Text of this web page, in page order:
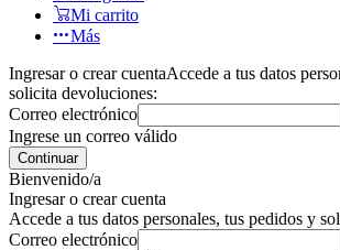
Mi carrito
Más
Ingresar o crear cuentaAccede a tus datos
solicita devoluciones:
Correo electrónico
Ingrese un correo válido
Continuar
Bienvenido/a
Ingresar o crear cuenta
Accede a tus datos personales, tus pedidos y
Correo electrónico